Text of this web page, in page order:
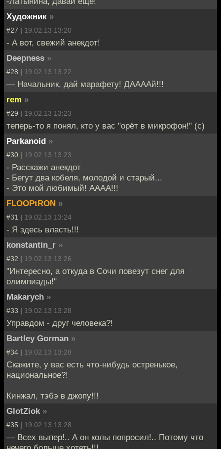
Художник »
#27 | 19.02.13 13:20
- А вот, свежий анекдот!
Deepness »
#28 | 19.02.13 13:22
— Начальник, дай марафету! ДААААй!!!
rem »
#29 | 19.02.13 13:23
теперь-то я понял, кто у вас "орёт в микрофон!" (с)
Parkanoid »
#30 | 19.02.13 13:23
- Расскажи анекдот
- Бегут два кобеля, молодой и старый...
- Это мой любимый! АААА!!!
FLOOPtRON »
#31 | 19.02.13 13:24
- Я здесь власть!!!
konstantin_r »
#32 | 19.02.13 13:26
"Интересно, а откуда в Сочи повезут снег для
олимпиады!"
Makarych »
#33 | 19.02.13 13:28
Управдом - друг человека?!
Bartley Gorman »
#34 | 19.02.13 13:28
Скажите, у вас есть что-нибудь остренькое,
национальное?!
Кинжал, тэбэ в джопу!!!
GlotZiok »
#35 | 19.02.13 13:28
— Всех выпер!.. А он колы попросил!.. Потому что